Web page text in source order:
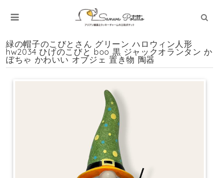
緑の帽子のこびとさん グリーン ハロウィン人形
hw2034 ひげのこびと boo 黒 ジャックオランタン か
ぼちゃ かわいい オブジェ 置き物 陶器